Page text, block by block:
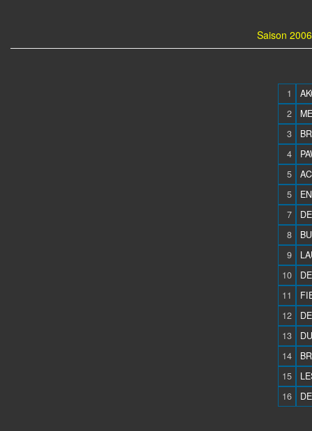
Saison
1
2
3
4
5
5
7
8
9
10
11
12
13
14
15
16